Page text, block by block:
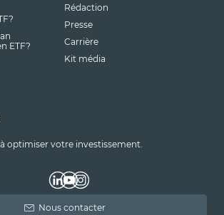
ETF?
Rédaction
Presse
Carrière
Kit média
optimiser votre investissement.
Nous contacter